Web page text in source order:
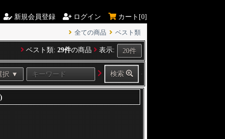
新規会員登録 ログイン カート[0]
全ての商品 ベスト類
ベスト類:29件の商品 表示:
検索